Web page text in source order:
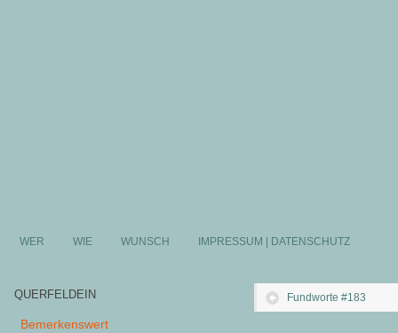
WER WIE WUNSCH IMPRESSUM | DATENSCHUTZ
Fundworte #183
QUERFELDEIN
Bemerkenswert